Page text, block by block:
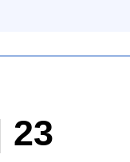
23